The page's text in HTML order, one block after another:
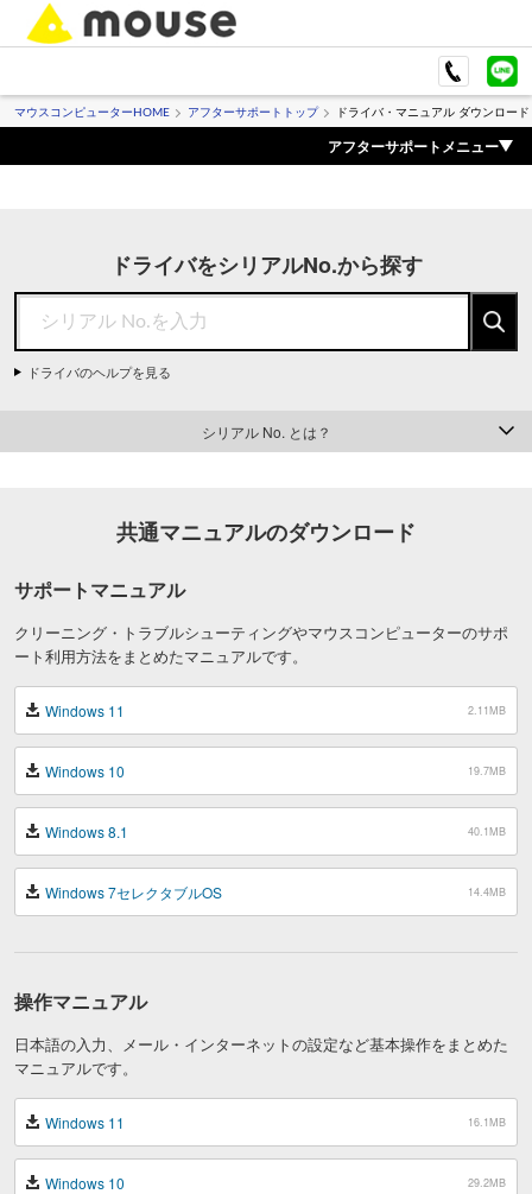
マウスコンピューターHOME アフターサポートトップ ドライバ・マニュアル ダウンロード
アフターサポートメニュー
ドライバをシリアルNo.から探す
ドライバのヘルプを見る
シリアル No. とは？
共通マニュアルのダウンロード
サポートマニュアル
クリーニング・トラブルシューティングやマウスコンピューターのサポ
ート利用方法をまとめたマニュアルです。
Windows 11 2.11MB
Windows 10 19.7MB
Windows 8.1 40.1MB
Windows 7セレクタブルOS 14.4MB
操作マニュアル
日本語の入力、メール・インターネットの設定など基本操作をまとめた
マニュアルです。
Windows 11 16.1MB
Windows 10 29.2MB